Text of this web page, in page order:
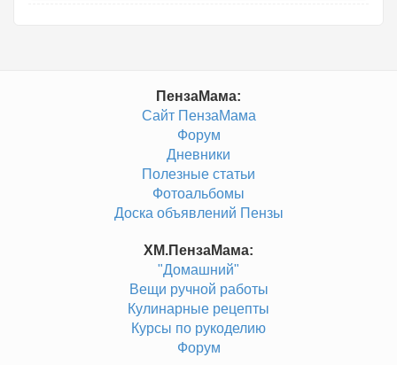
ПензаМама:
Сайт ПензаМама
Форум
Дневники
Полезные статьи
Фотоальбомы
Доска объявлений Пензы
ХМ.ПензаМама:
"Домашний"
Вещи ручной работы
Кулинарные рецепты
Курсы по рукоделию
Форум